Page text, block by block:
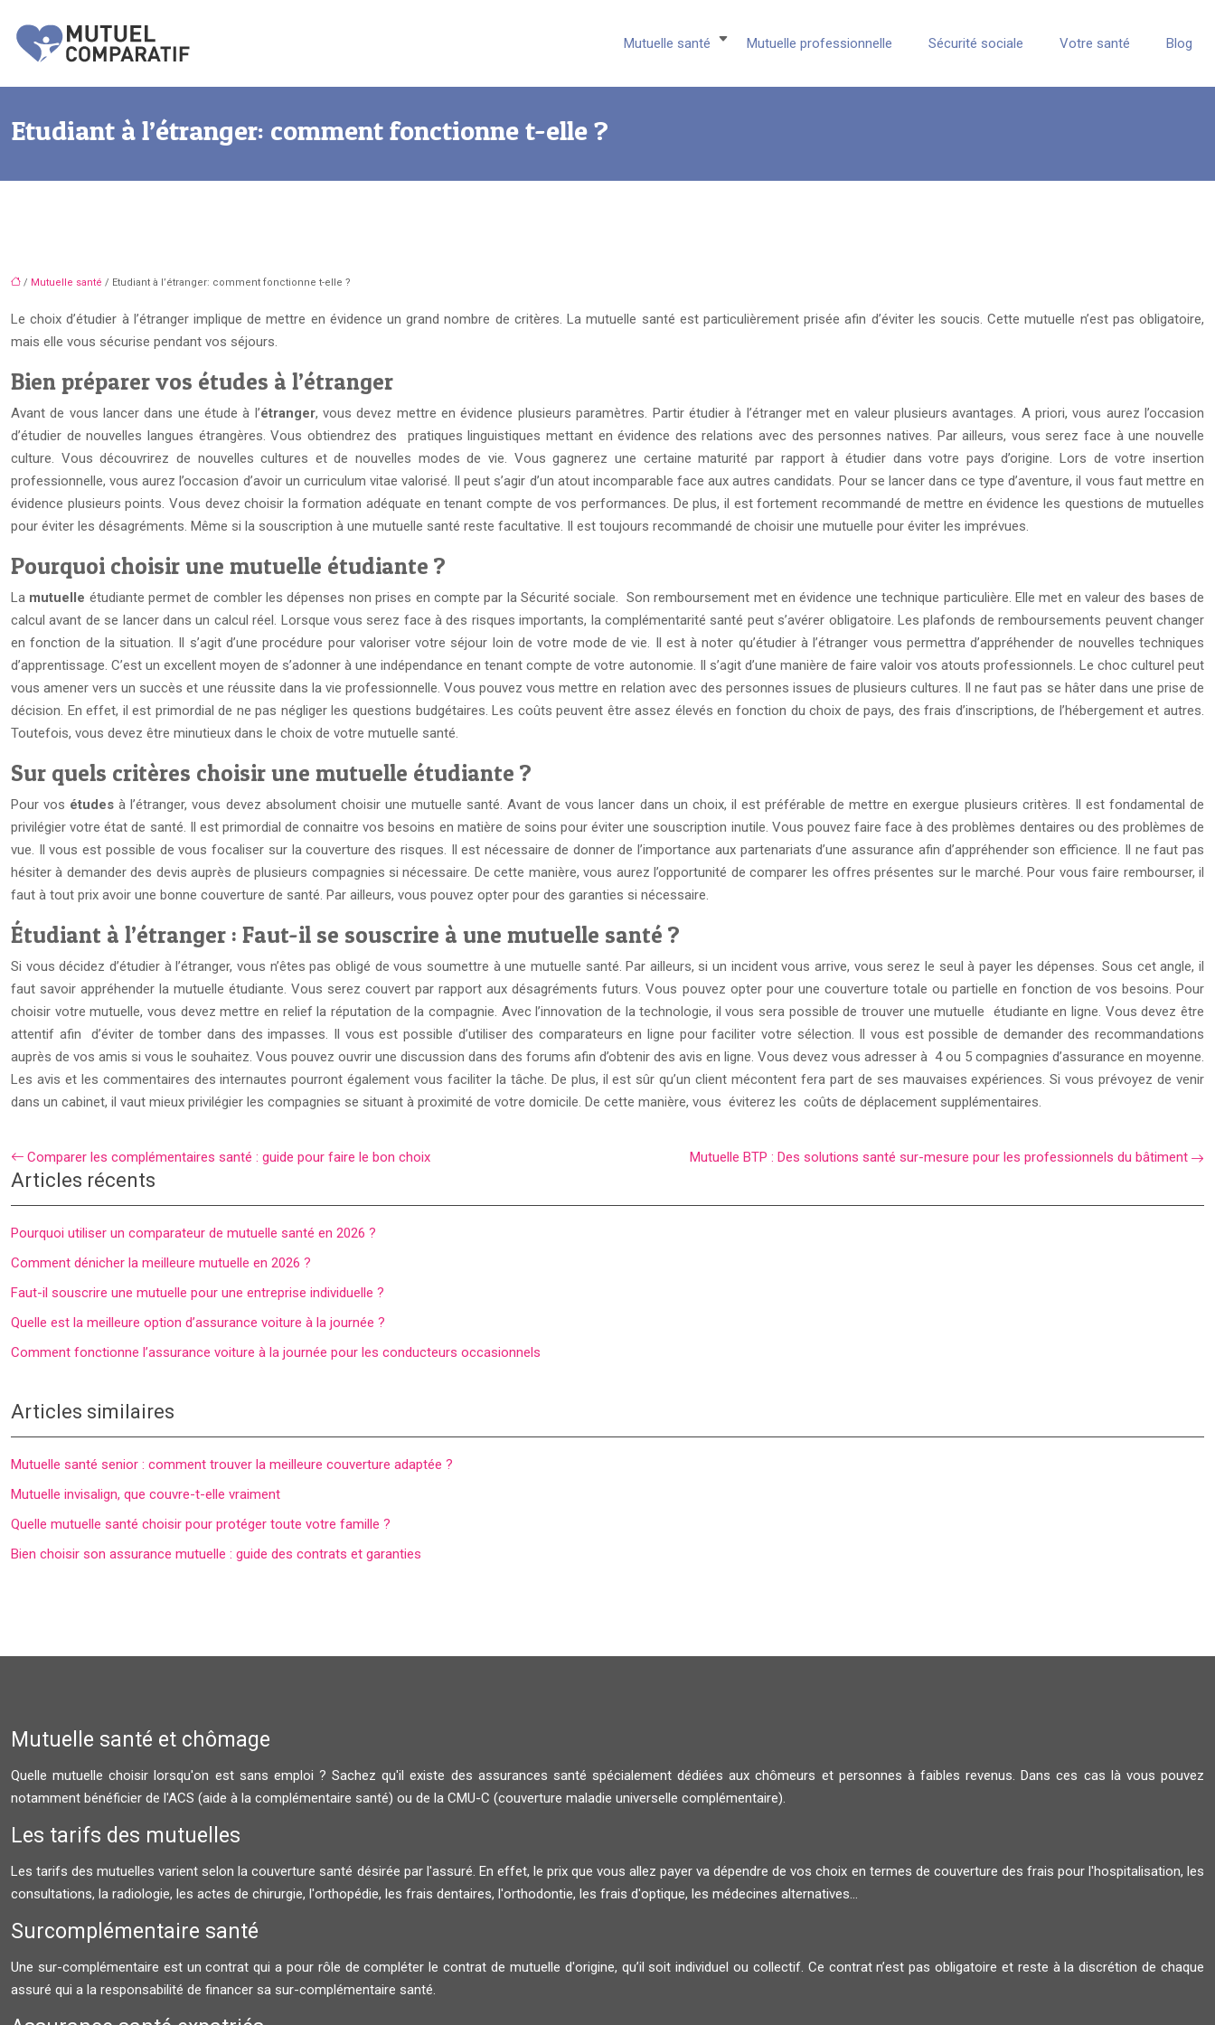
Mutuelle santé Mutuelle professionnelle Sécurité sociale Votre santé Blog
Etudiant à l’étranger: comment fonctionne t-elle ?
/ Mutuelle santé / Etudiant à l’étranger: comment fonctionne t-elle ?
Le choix d’étudier à l’étranger implique de mettre en évidence un grand nombre de critères. La mutuelle santé est particulièrement prisée afin d’éviter les soucis. Cette mutuelle n’est pas obligatoire,
mais elle vous sécurise pendant vos séjours.
Bien préparer vos études à l’étranger
Avant de vous lancer dans une étude à l’étranger, vous devez mettre en évidence plusieurs paramètres. Partir étudier à l’étranger met en valeur plusieurs avantages. A priori, vous aurez l’occasion
d’étudier de nouvelles langues étrangères. Vous obtiendrez des pratiques linguistiques mettant en évidence des relations avec des personnes natives. Par ailleurs, vous serez face à une nouvelle
culture. Vous découvrirez de nouvelles cultures et de nouvelles modes de vie. Vous gagnerez une certaine maturité par rapport à étudier dans votre pays d’origine. Lors de votre insertion
professionnelle, vous aurez l’occasion d’avoir un curriculum vitae valorisé. Il peut s’agir d’un atout incomparable face aux autres candidats. Pour se lancer dans ce type d’aventure, il vous faut mettre en
évidence plusieurs points. Vous devez choisir la formation adéquate en tenant compte de vos performances. De plus, il est fortement recommandé de mettre en évidence les questions de mutuelles
pour éviter les désagréments. Même si la souscription à une mutuelle santé reste facultative. Il est toujours recommandé de choisir une mutuelle pour éviter les imprévues.
Pourquoi choisir une mutuelle étudiante ?
La mutuelle étudiante permet de combler les dépenses non prises en compte par la Sécurité sociale. Son remboursement met en évidence une technique particulière. Elle met en valeur des bases de
calcul avant de se lancer dans un calcul réel. Lorsque vous serez face à des risques importants, la complémentarité santé peut s’avérer obligatoire. Les plafonds de remboursements peuvent changer
en fonction de la situation. Il s’agit d’une procédure pour valoriser votre séjour loin de votre mode de vie. Il est à noter qu’étudier à l’étranger vous permettra d’appréhender de nouvelles techniques
d’apprentissage. C’est un excellent moyen de s’adonner à une indépendance en tenant compte de votre autonomie. Il s’agit d’une manière de faire valoir vos atouts professionnels. Le choc culturel peut
vous amener vers un succès et une réussite dans la vie professionnelle. Vous pouvez vous mettre en relation avec des personnes issues de plusieurs cultures. Il ne faut pas se hâter dans une prise de
décision. En effet, il est primordial de ne pas négliger les questions budgétaires. Les coûts peuvent être assez élevés en fonction du choix de pays, des frais d’inscriptions, de l’hébergement et autres.
Toutefois, vous devez être minutieux dans le choix de votre mutuelle santé.
Sur quels critères choisir une mutuelle étudiante ?
Pour vos études à l’étranger, vous devez absolument choisir une mutuelle santé. Avant de vous lancer dans un choix, il est préférable de mettre en exergue plusieurs critères. Il est fondamental de
privilégier votre état de santé. Il est primordial de connaitre vos besoins en matière de soins pour éviter une souscription inutile. Vous pouvez faire face à des problèmes dentaires ou des problèmes de
vue. Il vous est possible de vous focaliser sur la couverture des risques. Il est nécessaire de donner de l’importance aux partenariats d’une assurance afin d’appréhender son efficience. Il ne faut pas
hésiter à demander des devis auprès de plusieurs compagnies si nécessaire. De cette manière, vous aurez l’opportunité de comparer les offres présentes sur le marché. Pour vous faire rembourser, il
faut à tout prix avoir une bonne couverture de santé. Par ailleurs, vous pouvez opter pour des garanties si nécessaire.
Étudiant à l’étranger : Faut-il se souscrire à une mutuelle santé ?
Si vous décidez d’étudier à l’étranger, vous n’êtes pas obligé de vous soumettre à une mutuelle santé. Par ailleurs, si un incident vous arrive, vous serez le seul à payer les dépenses. Sous cet angle, il
faut savoir appréhender la mutuelle étudiante. Vous serez couvert par rapport aux désagréments futurs. Vous pouvez opter pour une couverture totale ou partielle en fonction de vos besoins. Pour
choisir votre mutuelle, vous devez mettre en relief la réputation de la compagnie. Avec l’innovation de la technologie, il vous sera possible de trouver une mutuelle étudiante en ligne. Vous devez être
attentif afin d’éviter de tomber dans des impasses. Il vous est possible d’utiliser des comparateurs en ligne pour faciliter votre sélection. Il vous est possible de demander des recommandations
auprès de vos amis si vous le souhaitez. Vous pouvez ouvrir une discussion dans des forums afin d’obtenir des avis en ligne. Vous devez vous adresser à 4 ou 5 compagnies d’assurance en moyenne.
Les avis et les commentaires des internautes pourront également vous faciliter la tâche. De plus, il est sûr qu’un client mécontent fera part de ses mauvaises expériences. Si vous prévoyez de venir
dans un cabinet, il vaut mieux privilégier les compagnies se situant à proximité de votre domicile. De cette manière, vous éviterez les coûts de déplacement supplémentaires.
Comparer les complémentaires santé : guide pour faire le bon choix Mutuelle BTP : Des solutions santé sur-mesure pour les professionnels du bâtiment
Articles récents
Pourquoi utiliser un comparateur de mutuelle santé en 2026 ?
Comment dénicher la meilleure mutuelle en 2026 ?
Faut-il souscrire une mutuelle pour une entreprise individuelle ?
Quelle est la meilleure option d’assurance voiture à la journée ?
Comment fonctionne l’assurance voiture à la journée pour les conducteurs occasionnels
Articles similaires
Mutuelle santé senior : comment trouver la meilleure couverture adaptée ?
Mutuelle invisalign, que couvre-t-elle vraiment
Quelle mutuelle santé choisir pour protéger toute votre famille ?
Bien choisir son assurance mutuelle : guide des contrats et garanties
Mutuelle santé et chômage
Quelle mutuelle choisir lorsqu'on est sans emploi ? Sachez qu'il existe des assurances santé spécialement dédiées aux chômeurs et personnes à faibles revenus. Dans ces cas là vous pouvez
notamment bénéficier de l'ACS (aide à la complémentaire santé) ou de la CMU-C (couverture maladie universelle complémentaire).
Les tarifs des mutuelles
Les tarifs des mutuelles varient selon la couverture santé désirée par l'assuré. En effet, le prix que vous allez payer va dépendre de vos choix en termes de couverture des frais pour l'hospitalisation, les
consultations, la radiologie, les actes de chirurgie, l'orthopédie, les frais dentaires, l'orthodontie, les frais d'optique, les médecines alternatives...
Surcomplémentaire santé
Une sur-complémentaire est un contrat qui a pour rôle de compléter le contrat de mutuelle d'origine, qu’il soit individuel ou collectif. Ce contrat n’est pas obligatoire et reste à la discrétion de chaque
assuré qui a la responsabilité de financer sa sur-complémentaire santé.